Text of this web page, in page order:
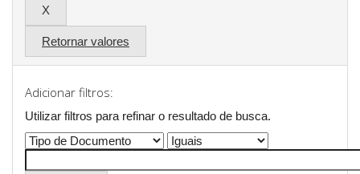
Retornar valores
Adicionar filtros:
Utilizar filtros para refinar o resultado de busca.